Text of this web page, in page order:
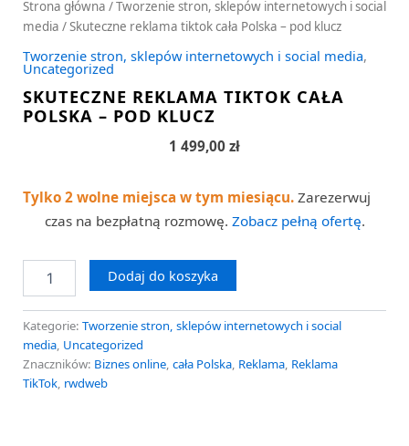
Strona główna /Tworzenie stron, sklepów internetowych i social
media / Skuteczne reklama tiktok cała Polska – pod klucz
Tworzenie stron, sklepów internetowych i social media,
Uncategorized
SKUTECZNE REKLAMA TIKTOK CAŁA
POLSKA – POD KLUCZ
1 499,00 zł
Tylko 2 wolne miejsca w tym miesiącu. Zarezerwuj
czas na bezpłatną rozmowę. Zobacz pełną ofertę.
Dodaj do koszyka
Kategorie: Tworzenie stron, sklepów internetowych i social
media, Uncategorized
Znaczników: Biznes online, cała Polska, Reklama, Reklama
TikTok, rwdweb